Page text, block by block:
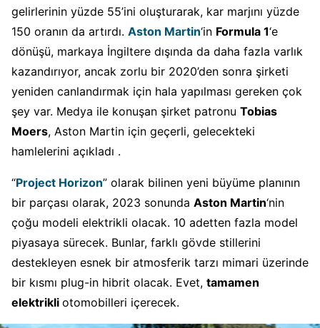
gelirlerinin yüzde 55’ini oluşturarak, kar marjını yüzde
150 oranın da artırdı. Aston Martin‘in Formula 1‘e
dönüşü, markaya İngiltere dışında da daha fazla varlık
kazandırıyor, ancak zorlu bir 2020’den sonra şirketi
yeniden canlandırmak için hala yapılması gereken çok
şey var. Medya ile konuşan şirket patronu Tobias
Moers, Aston Martin için geçerli, gelecekteki
hamlelerini açıkladı .
“Project Horizon” olarak bilinen yeni büyüme planının
bir parçası olarak, 2023 sonunda Aston Martin‘nin
çoğu modeli elektrikli olacak. 10 adetten fazla model
piyasaya sürecek. Bunlar, farklı gövde stillerini
destekleyen esnek bir atmosferik tarzı mimari üzerinde
bir kısmı plug-in hibrit olacak. Evet, tamamen
elektrikli otomobilleri içerecek.